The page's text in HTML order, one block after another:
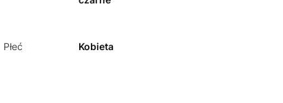
Płeć Kobieta